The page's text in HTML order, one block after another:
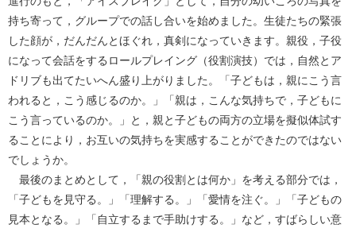
持ち寄って，グループでの話し合いを始めました。生徒たちの緊張
した顔が，だんだんとほぐれ，真剣になっていきます。親役，子役
になって会話をするロールプレイング（役割演技）では，自然とア
ドリブも出てたいへん盛り上がりました。「子どもは，親にこう言
われると，こう感じるのか。」「親は，こんな気持ちで，子どもに
こう言っているのか。」と，親と子どもの両方の立場を擬似体試す
ることにより，お互いの気持ちを実感することができたのではない
でしょうか。
最後のまとめとして，「親の役割とは何か」を考える部分では，
「子どもを見守る。」「理解する。」「愛情を注ぐ。」「子どもの
見本となる。」「自立するまで手助けする。」など，すばらしい意